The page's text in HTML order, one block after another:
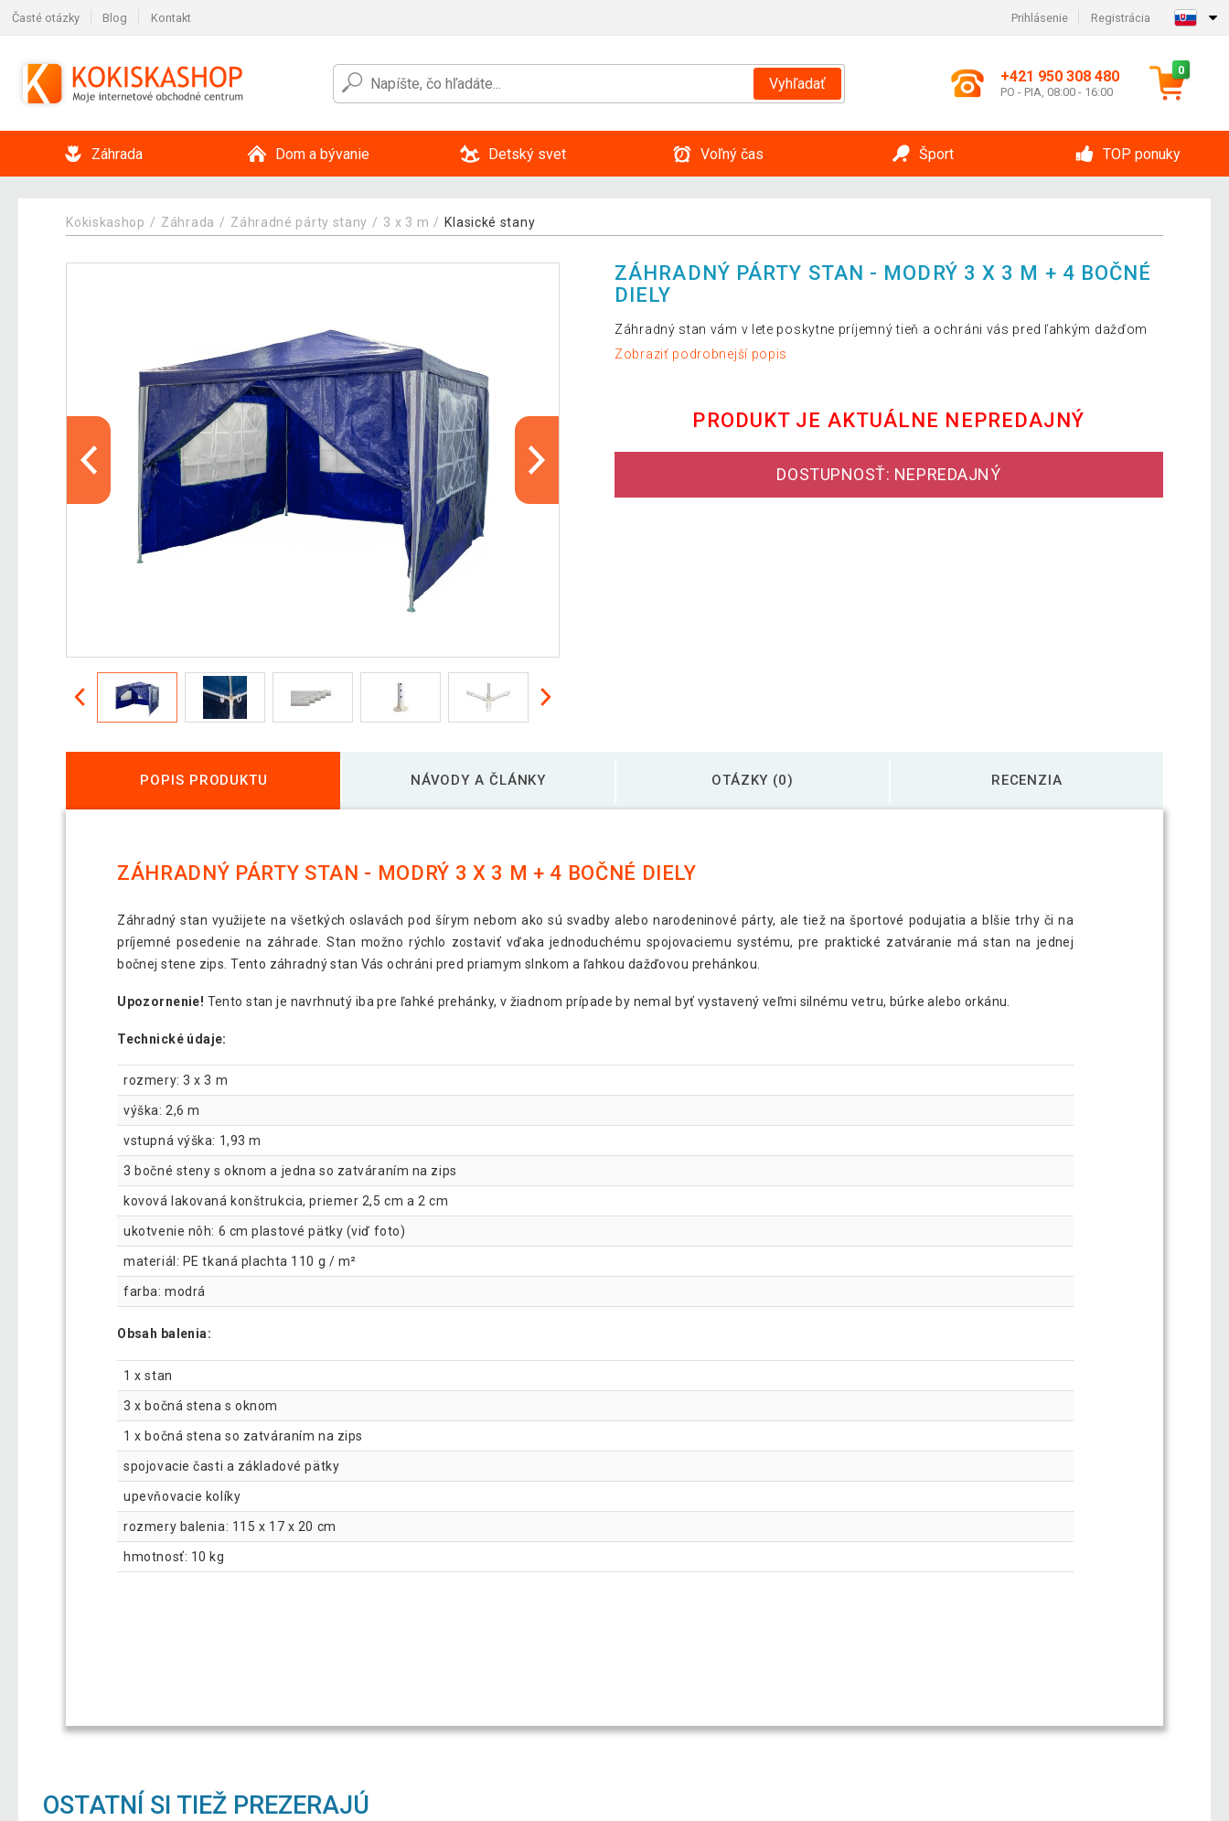
Časté otázky Blog Kontakt Prihlásenie Registrácia
Vyhľadať +421 950 308 480
PO - PIA, 08:00 - 16:00
0
Záhrada Dom a bývanie Detský svet Voľný čas Šport TOP ponuky
Kokiskashop Záhrada Záhradné párty stany 3 x 3 m Klasické stany
ZÁHRADNÝ PÁRTY STAN - MODRÝ 3 X 3 M + 4 BOČNÉ
DIELY
Záhradný stan vám v lete poskytne príjemný tieň a ochráni vás pred ľahkým dažďom
Zobraziť podrobnejší popis
PRODUKT JE AKTUÁLNE NEPREDAJNÝ
DOSTUPNOSŤ: NEPREDAJNÝ
POPIS PRODUKTU NÁVODY A ČLÁNKY OTÁZKY (0) RECENZIA
ZÁHRADNÝ PÁRTY STAN - MODRÝ 3 X 3 M + 4 BOČNÉ DIELY
Záhradný stan využijete na všetkých oslavách pod šírym nebom ako sú svadby alebo narodeninové párty, ale tiež na športové podujatia a blšie trhy či na
príjemné posedenie na záhrade. Stan možno rýchlo zostaviť vďaka jednoduchému spojovaciemu systému, pre praktické zatváranie má stan na jednej
bočnej stene zips. Tento záhradný stan Vás ochráni pred priamym slnkom a ľahkou dažďovou prehánkou.
Upozornenie! Tento stan je navrhnutý iba pre ľahké prehánky, v žiadnom prípade by nemal byť vystavený veľmi silnému vetru, búrke alebo orkánu.
Technické údaje:
rozmery: 3 x 3 m
výška: 2,6 m
vstupná výška: 1,93 m
3 bočné steny s oknom a jedna so zatváraním na zips
kovová lakovaná konštrukcia, priemer 2,5 cm a 2 cm
ukotvenie nôh: 6 cm plastové pätky (viď foto)
materiál: PE tkaná plachta 110 g / m²
farba: modrá
Obsah balenia:
1 x stan
3 x bočná stena s oknom
1 x bočná stena so zatváraním na zips
spojovacie časti a základové pätky
upevňovacie kolíky
rozmery balenia: 115 x 17 x 20 cm
hmotnosť: 10 kg
OSTATNÍ SI TIEŽ PREZERAJÚ